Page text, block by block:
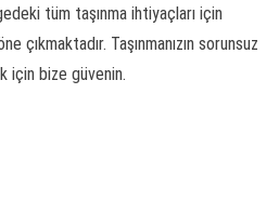
tüm taşınma ihtiyaçları için
çıkmaktadır. Taşınmanızın sorunsuz
için bize güvenin.